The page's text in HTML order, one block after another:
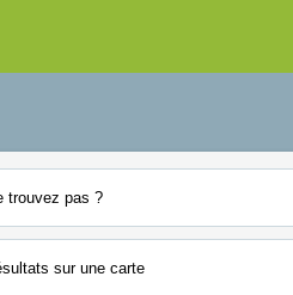
trouvez pas ?
sur une carte